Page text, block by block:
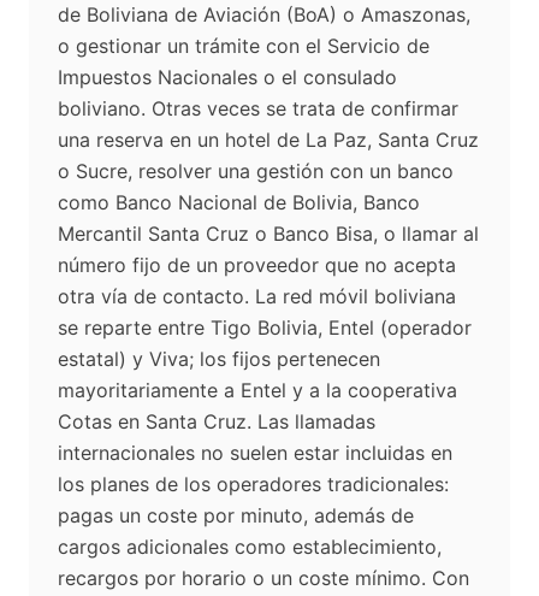
de Boliviana de Aviación (BoA) o Amaszonas,
o gestionar un trámite con el Servicio de
Impuestos Nacionales o el consulado
boliviano. Otras veces se trata de confirmar
una reserva en un hotel de La Paz, Santa Cruz
o Sucre, resolver una gestión con un banco
como Banco Nacional de Bolivia, Banco
Mercantil Santa Cruz o Banco Bisa, o llamar al
número fijo de un proveedor que no acepta
otra vía de contacto. La red móvil boliviana
se reparte entre Tigo Bolivia, Entel (operador
estatal) y Viva; los fijos pertenecen
mayoritariamente a Entel y a la cooperativa
Cotas en Santa Cruz. Las llamadas
internacionales no suelen estar incluidas en
los planes de los operadores tradicionales:
pagas un coste por minuto, además de
cargos adicionales como establecimiento,
recargos por horario o un coste mínimo. Con